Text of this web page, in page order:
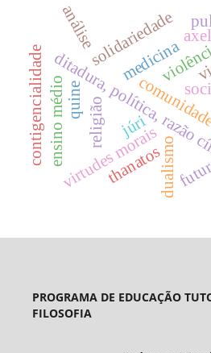
ditadura, política,
solidariedade
virtudes morais
religião
medicina
dualismo
thanatos
análise
ensino médioquine
contigencialidade júri
PROGRAMA DE EDUCAÇÃO
FILOSOFIA